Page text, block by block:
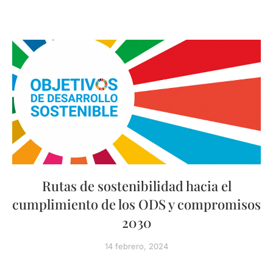
Rutas de sostenibilidad hacia el
cumplimiento de los ODS y compromisos
2030
14 febrero, 2024